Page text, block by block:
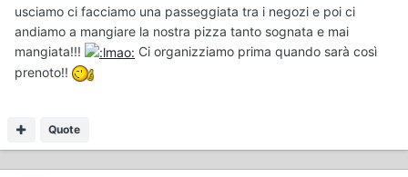
usciamo ci facciamo una passeggiata tra i negozi e poi ci
andiamo a mangiare la nostra pizza tanto sognata e mai
mangiata!!!
Ci organizziamo prima quando sarà così
prenoto!!
Quote